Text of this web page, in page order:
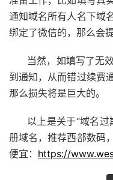
通知域名所有人名下域
绑定了微信的，那么会
当然，如填写了无
到通知，从而错过续费
那么损失将是巨大的。
以上是关于“域名
册域名，推荐西部数码
便宜： https://